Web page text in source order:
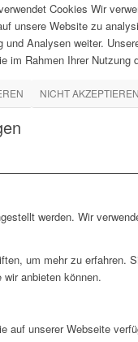
Cookies Wir
unsere Website zu
und Analysen weiter.
im Rahmen Ihrer Nutzung
NICHT AKZEPTIEREN
werden. Wir
um mehr zu
anbieten können.
auf unserer Webseite